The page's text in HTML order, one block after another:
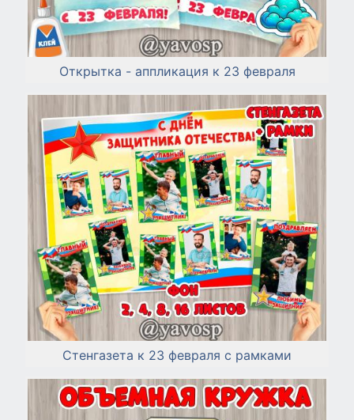
Открытка - аппликация к 23 февраля
Стенгазета к 23 февраля с рамками